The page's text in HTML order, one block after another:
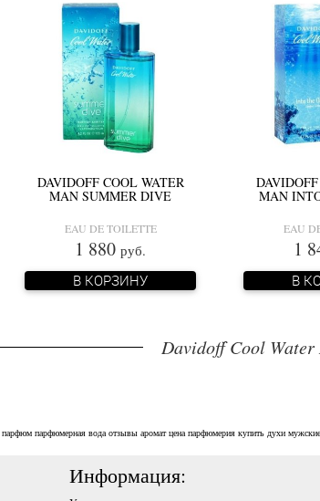
DAVIDOFF COOL WATER
MAN SUMMER DIVE
EAU DE TOILETTE
1 880 руб.
В КОРЗИНУ
MAN
EAU
1
В
Davidoff Cool
парфюм парфюмерная вода отзывы аромат цена парфюмерия купить духи
Информация: